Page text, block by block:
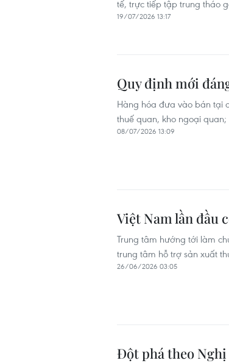
tế, trực tiếp tập trung tháo
19/07/2026 13:17
Quy định mới
Hàng hóa đưa vào bán tại
thuế quan, kho ngoại
08/07/2026 13:09
Việt Nam lần đầu
Trung tâm hướng tới làm
trung tâm hỗ trợ sản xuất
26/06/2026 03:05
Đột phá theo Nghị